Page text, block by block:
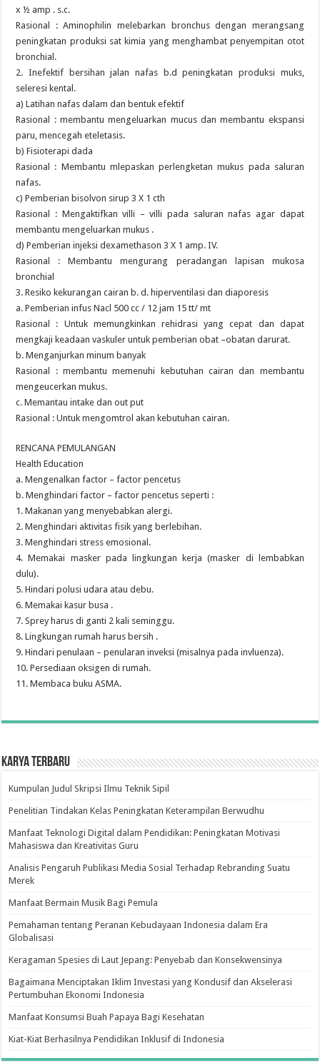
x ½ amp . s.c.
Rasional : Aminophilin melebarkan bronchus dengan merangsang
peningkatan produksi sat kimia yang menghambat penyempitan otot
bronchial.
2. Inefektif bersihan jalan nafas b.d peningkatan produksi muks,
seleresi kental.
a) Latihan nafas dalam dan bentuk efektif
Rasional : membantu mengeluarkan mucus dan membantu ekspansi
paru, mencegah eteletasis.
b) Fisioterapi dada
Rasional : Membantu mlepaskan perlengketan mukus pada saluran
nafas.
c) Pemberian bisolvon sirup 3 X 1 cth
Rasional : Mengaktifkan villi – villi pada saluran nafas agar dapat
membantu mengeluarkan mukus .
d) Pemberian injeksi dexamethason 3 X 1 amp. IV.
Rasional : Membantu mengurang peradangan lapisan mukosa
bronchial
3. Resiko kekurangan cairan b. d. hiperventilasi dan diaporesis
a. Pemberian infus Nacl 500 cc / 12 jam 15 tt/ mt
Rasional : Untuk memungkinkan rehidrasi yang cepat dan dapat
mengkaji keadaan vaskuler untuk pemberian obat –obatan darurat.
b. Menganjurkan minum banyak
Rasional : membantu memenuhi kebutuhan cairan dan membantu
mengeucerkan mukus.
c. Memantau intake dan out put
Rasional : Untuk mengomtrol akan kebutuhan cairan.
RENCANA PEMULANGAN
Health Education
a. Mengenalkan factor – factor pencetus
b. Menghindari factor – factor pencetus seperti :
1. Makanan yang menyebabkan alergi.
2. Menghindari aktivitas fisik yang berlebihan.
3. Menghindari stress emosional.
4. Memakai masker pada lingkungan kerja (masker di lembabkan
dulu).
5. Hindari polusi udara atau debu.
6. Memakai kasur busa .
7. Sprey harus di ganti 2 kali seminggu.
8. Lingkungan rumah harus bersih .
9. Hindari penulaan – penularan inveksi (misalnya pada invluenza).
10. Persediaan oksigen di rumah.
11. Membaca buku ASMA.
Karya Terbaru
Kumpulan Judul Skripsi Ilmu Teknik Sipil
Penelitian Tindakan Kelas Peningkatan Keterampilan Berwudhu
Manfaat Teknologi Digital dalam Pendidikan: Peningkatan Motivasi
Mahasiswa dan Kreativitas Guru
Analisis Pengaruh Publikasi Media Sosial Terhadap Rebranding Suatu
Merek
Manfaat Bermain Musik Bagi Pemula
Pemahaman tentang Peranan Kebudayaan Indonesia dalam Era
Globalisasi
Keragaman Spesies di Laut Jepang: Penyebab dan Konsekwensinya
Bagaimana Menciptakan Iklim Investasi yang Kondusif dan Akselerasi
Pertumbuhan Ekonomi Indonesia
Manfaat Konsumsi Buah Papaya Bagi Kesehatan
Kiat-Kiat Berhasilnya Pendidikan Inklusif di Indonesia